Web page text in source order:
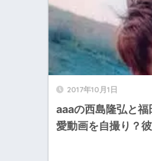
2017年10月1日
aaaの西島隆弘と
愛動画を自撮り？